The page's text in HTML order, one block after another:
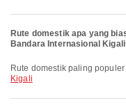
Rute domestik apa yang
Bandara Internasional
Rute domestik paling
Kigali